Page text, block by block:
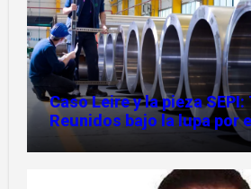
Caso Leire y la pieza SEPI:
Reunidos bajo la lupa por
de 112,8 millones